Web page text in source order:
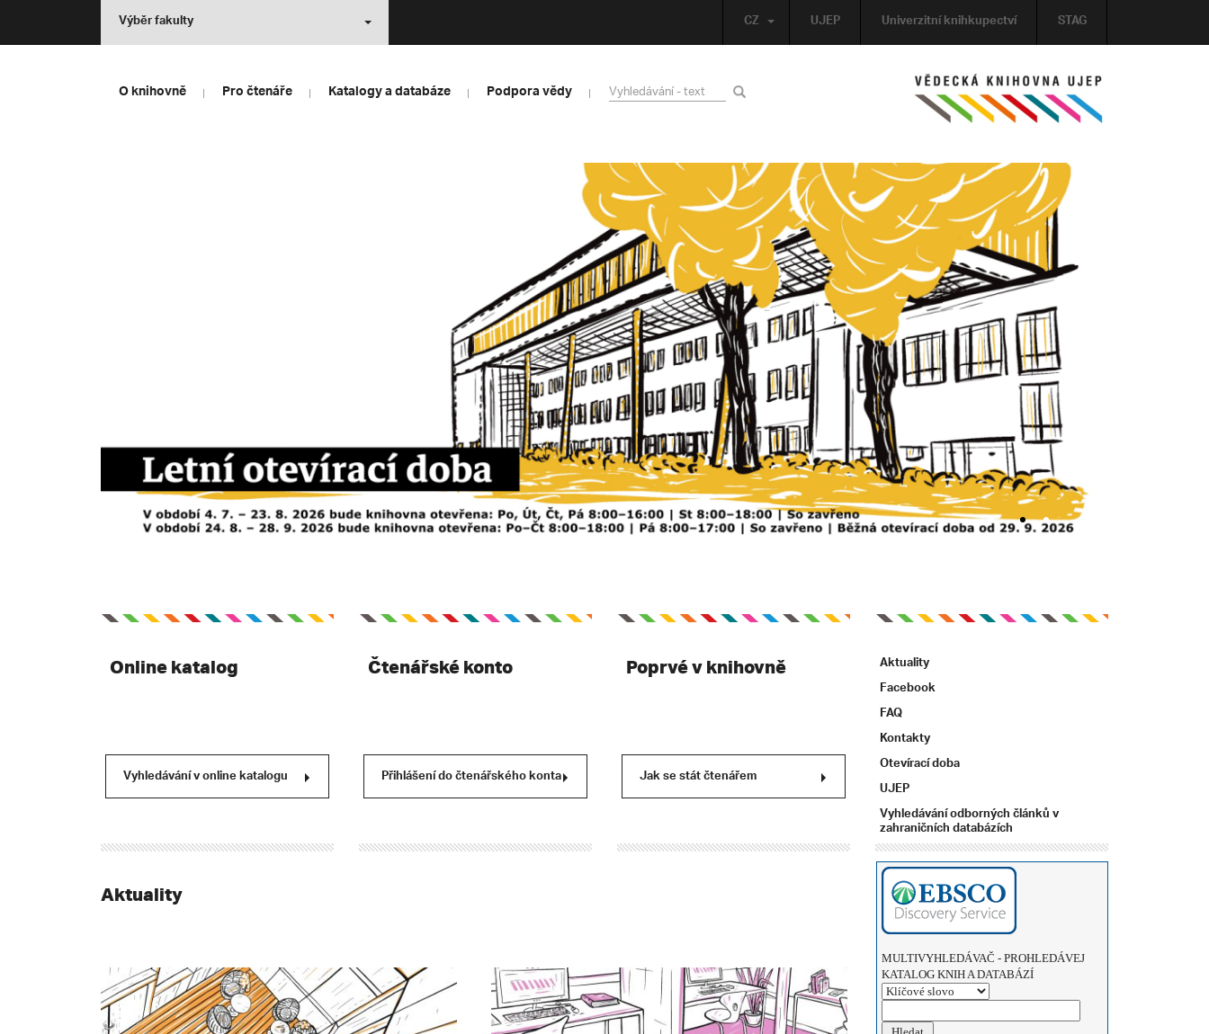
UJEP Univerzitní knihkupectví STAG
CZ
Výběr fakulty
O knihovně Pro čtenáře Katalogy a databáze Podpora vědy
Online katalog
Vyhledávání v online katalogu
Čtenářské konto
Přihlášení do čtenářského konta
Poprvé v knihovně
Jak se stát čtenářem
Aktuality
Facebook
FAQ
Kontakty
Otevírací doba
UJEP
Vyhledávání odborných článků v
zahraničních databázích
Aktuality
MULTIVYHLEDÁVAČ - PROHLEDÁVEJ
KATALOG KNIH A DATABÁZÍ